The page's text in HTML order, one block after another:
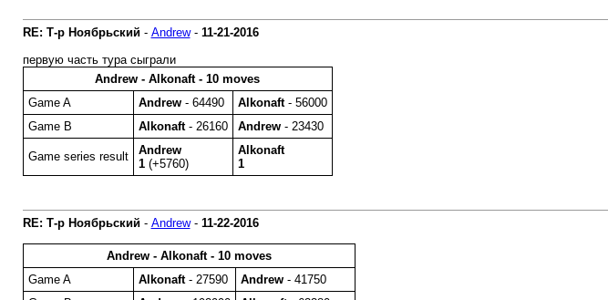
RE: Т-р Ноябрьский- Andrew- 11-21-2016
первую часть тура сыграли
Andrew - Alkonaft - 10 moves
Game A
Andrew- 64490 Alkonaft- 56000
Game B
Alkonaft- 26160 Andrew- 23430
Game series result
Andrew
1(+5760)
Alkonaft
1
RE: Т-р Ноябрьский- Andrew- 11-22-2016
Andrew - Alkonaft - 10 moves
Game A
Alkonaft- 27590 Andrew- 41750